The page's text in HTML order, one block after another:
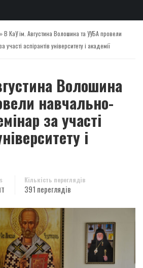
»В КаУ ім. Августина Волошина та УУБА провели
аспірантів університету і академії
Волошина
навчально-
за участі
і
Кількість переглядів
391 переглядів